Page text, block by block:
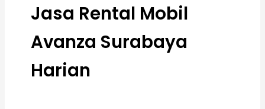
Jasa Rental Mobil
Avanza Surabaya
Harian